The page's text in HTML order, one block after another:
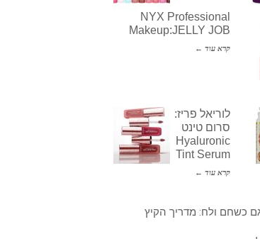
NYX Professional
Makeup:JELLY JOB
קרא עוד ←
לוריאל פריז:
סרום טינט
Hyaluronic
Tint Serum
קרא עוד ←
כשחם ולח: מדריך הקיץ